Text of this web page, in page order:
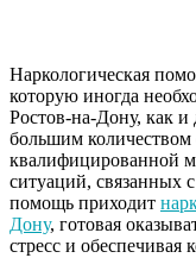
Наркологическая
которую иногда
Ростов-на-Дону, как и
большим количеством
квалифицированной
ситуаций, связанных
помощь приходит
Дону, готовая
стресс и обеспечивая